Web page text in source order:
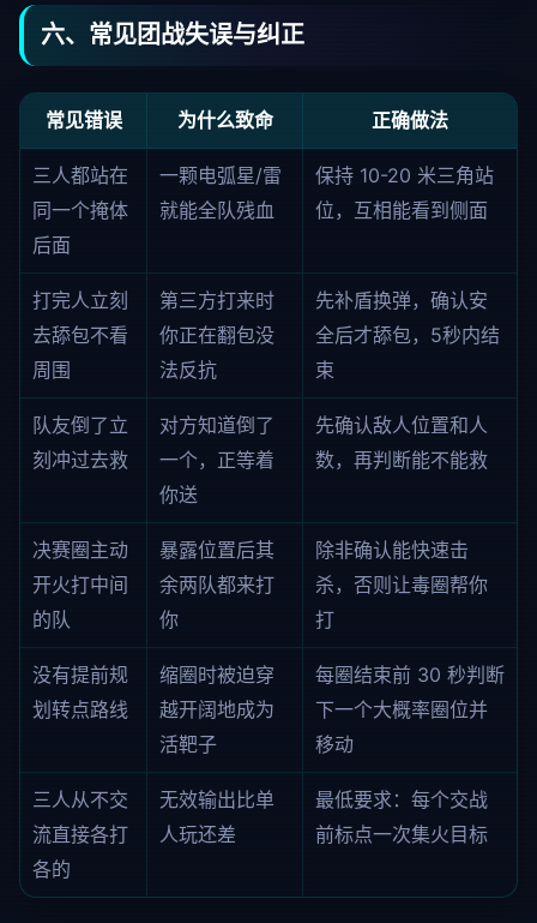
六、常见团战失误与纠正
常见错误 为什么致命 正确做法
三人都站在
同一个掩体
后面
一颗电弧星/雷
就能全队残血
保持 10-20 米三角站
位，互相能看到侧面
打完人立刻
去舔包不看
周围
第三方打来时
你正在翻包没
法反抗
先补盾换弹，确认安
全后才舔包，5秒内结
束
队友倒了立
刻冲过去救
对方知道倒了
一个，正等着
你送
先确认敌人位置和人
数，再判断能不能救
决赛圈主动
开火打中间
的队
暴露位置后其
余两队都来打
你
除非确认能快速击
杀，否则让毒圈帮你
打
没有提前规
划转点路线
缩圈时被迫穿
越开阔地成为
活靶子
每圈结束前 30 秒判断
下一个大概率圈位并
移动
三人从不交
流直接各打
各的
无效输出比单
人玩还差
最低要求：每个交战
前标点一次集火目标